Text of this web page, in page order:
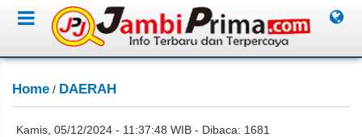
Home / DAERAH
Kamis, 05/12/2024 - 11:37:48 WIB - Dibaca: 1681